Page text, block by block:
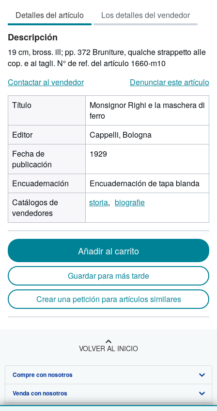
de
5
Detalles del artículo Los detalles del vendedor
Descripción
19 cm, bross. ill; pp. 372 Bruniture, qualche strappetto alle
cop. e ai tagli. N° de ref. del artículo 1660-m10
Contactar al vendedor
Denunciar este artículo
Título
Monsignor Righi e la maschera di
ferro
Editor
Cappelli, Bologna
Fecha de
publicación
1929
Encuadernación
Encuadernación de tapa blanda
Catálogos de
vendedores
storia biografie
Añadir al carrito
Guardar para más tarde
Crear una petición para artículos similares
VOLVER AL INICIO
Compre con nosotros
Búsqueda avanzada
Venda con nosotros